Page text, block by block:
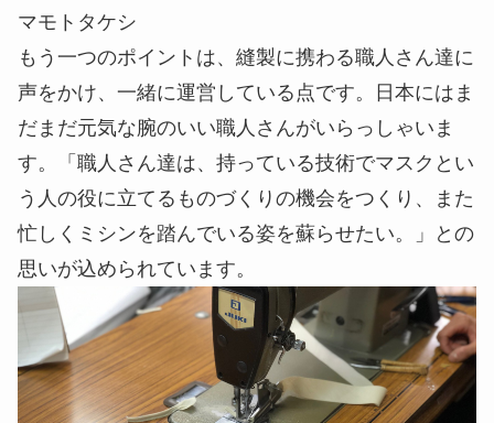
マモトタケシ
もう一つのポイントは、縫製に携わる職人さん達に
声をかけ、一緒に運営している点です。日本にはま
だまだ元気な腕のいい職人さんがいらっしゃいま
す。「職人さん達は、持っている技術でマスクとい
う人の役に立てるものづくりの機会をつくり、また
忙しくミシンを踏んでいる姿を蘇らせたい。」との
思いが込められています。